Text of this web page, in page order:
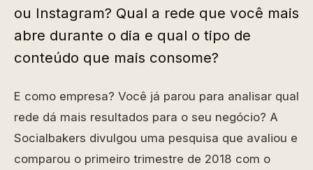
ou Instagram? Qual a rede que você mais
abre durante o dia e qual o tipo de
conteúdo que mais consome?
E como empresa? Você já parou para analisar qual
rede dá mais resultados para o seu negócio? A
Socialbakers divulgou uma pesquisa que avaliou e
comparou o primeiro trimestre de 2018 com o